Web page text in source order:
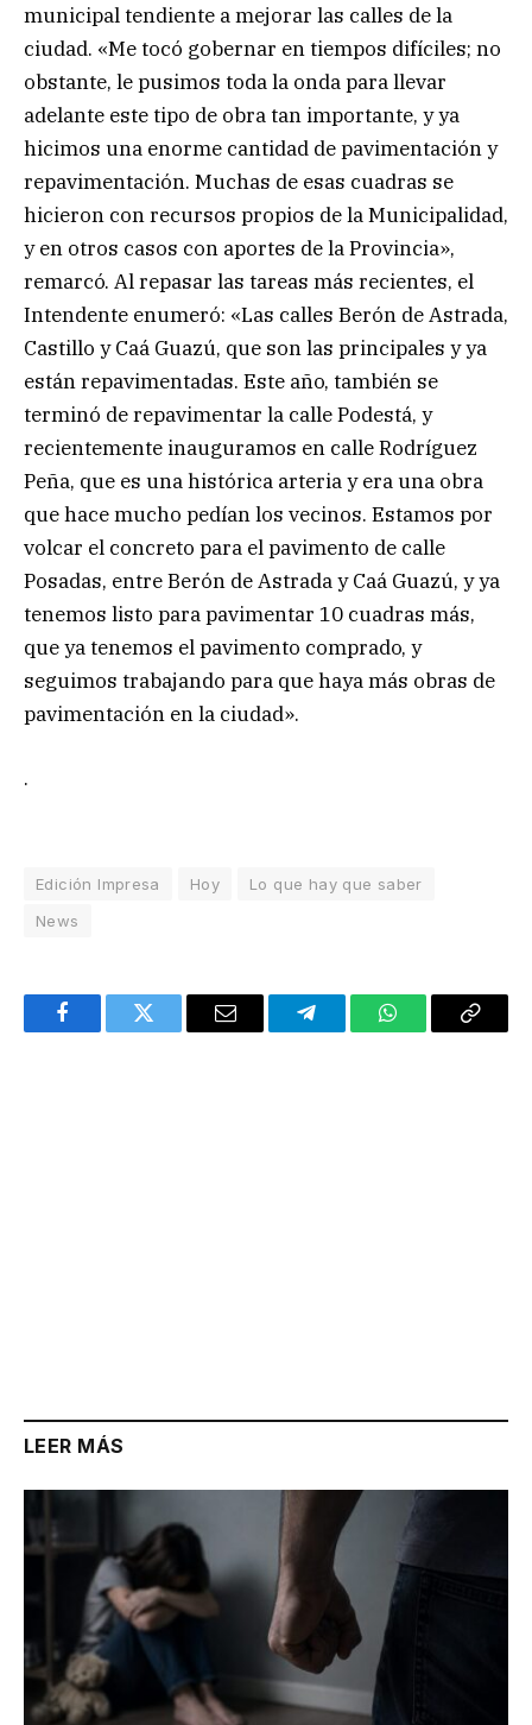
municipal tendiente a mejorar las calles de la
ciudad. «Me tocó gobernar en tiempos difíciles; no
obstante, le pusimos toda la onda para llevar
adelante este tipo de obra tan importante, y ya
hicimos una enorme cantidad de pavimentación y
repavimentación. Muchas de esas cuadras se
hicieron con recursos propios de la Municipalidad,
y en otros casos con aportes de la Provincia»,
remarcó. Al repasar las tareas más recientes, el
Intendente enumeró: «Las calles Berón de Astrada,
Castillo y Caá Guazú, que son las principales y ya
están repavimentadas. Este año, también se
terminó de repavimentar la calle Podestá, y
recientemente inauguramos en calle Rodríguez
Peña, que es una histórica arteria y era una obra
que hace mucho pedían los vecinos. Estamos por
volcar el concreto para el pavimento de calle
Posadas, entre Berón de Astrada y Caá Guazú, y ya
tenemos listo para pavimentar 10 cuadras más,
que ya tenemos el pavimento comprado, y
seguimos trabajando para que haya más obras de
pavimentación en la ciudad».
.
Edición Impresa Hoy
Lo que hay que saber
News
FacebookTwitter Email TelegramWhatsAppCopy
LEER MÁS